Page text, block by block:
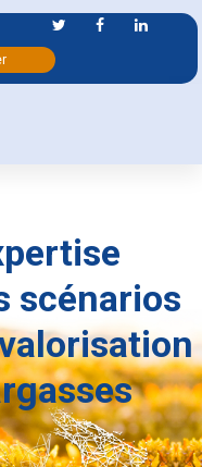
scénarios